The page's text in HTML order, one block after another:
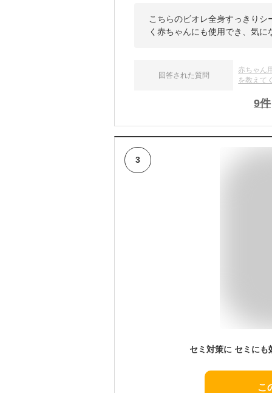
こちらのビオレ全身すっきり
く赤ちゃんにも使用でき、気
回答された質問
赤ちゃん
を教えて
9件
3
こ